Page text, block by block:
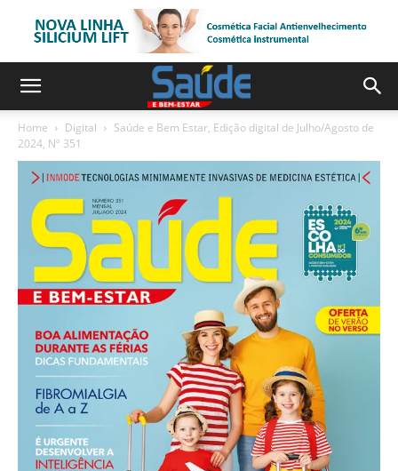
Home Digital
Saúde e Bem Estar, Edição digital de Julho/Agosto de
2024, Nº 351